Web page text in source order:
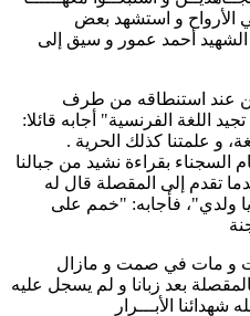
الأرواح و استشهد بعض
الشهيد أحمد عمور و سيق إلى
عند استنطاقه من طرف
اللغة الفرنسية" أجابه قائلا:
و علمتنا كذلك الحرية .
السجناء بقراءة نشيد من جبالنا
في عندما تقدم إلى المقصلة قال له
يا ولدي"، فأجابه: "خمم على
و مات في صمت و مازال
بعد زبانا و لم يسجل عليه
الأبـــرار